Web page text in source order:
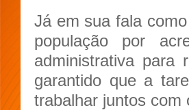
Já em sua fala
população por
administrativa para
garantido que a
trabalhar juntos com